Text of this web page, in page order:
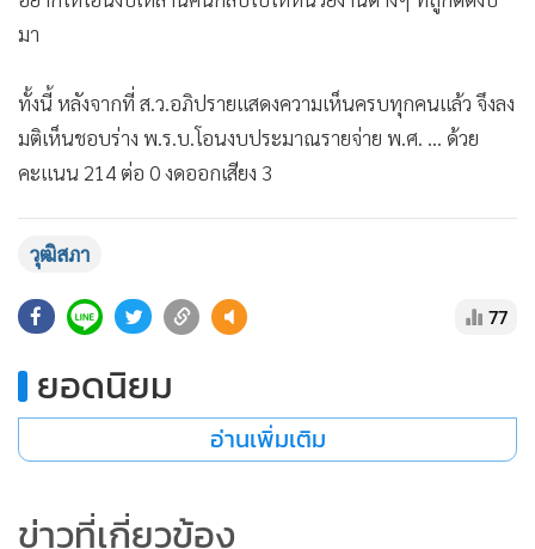
โปร่งใสหรือไม่ ส่วนมากเอาไปทำถนน ติดกล้องวงจรปิด มีพ่อค้า
นั้นต้องตรงจุด มีประสิทธิภาพเพื่อประชาชน ให้ชาวบ้านมีส่วน
ร่วมด้วย และอย่าทุจริต รัฐบาลต้องมีท่าทีชัดเจน ใครโกงต้องคอ
ขาดเท่านั้น จึงยับยั้งพวกแร้งลงได้ รวมถึงรัฐบาลควรมีแนวทางดึง
พล.อ.ต.เฉลิมชัย เครืองาม ส.ว.อภิปรายว่า เป็นห่วงการไปตัดงบ
ประมาณจาก 10 หน่วยงานกระทรวงสาธารณสุข 1,400 ล้าน
บาท ซึ่งเป็นงบที่เบิกจ่ายไม่ทันในวันที่ 7 เม.ย. 2563 แต่งบที่ถูก
ตัดไปเหล่านี้ล้วนมีความสำคัญเป็นงบเกี่ยวกับการก่อสร้างอาคาร
ที่พักผู้ป่วย ห้องไอซียู ตึกอุบัติเหตุ อาคารที่พักแพทย์ โรง
พยาบาลต่างๆ เกรงจะมีผลกระทบต่อการให้บริการประชาชน
อยากให้โอนงบเหล่านี้คืนกลับไปให้หน่วยงานต่างๆ ที่ถูกตัดงบ